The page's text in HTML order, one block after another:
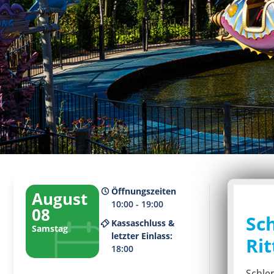
August
08
Samstag
Öffnungszeiten
10:00 - 19:00
Kassaschluss &
letzter Einlass:
18:00